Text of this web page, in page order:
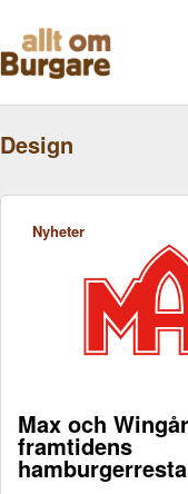
Design
Nyheter
Max och
framtidens